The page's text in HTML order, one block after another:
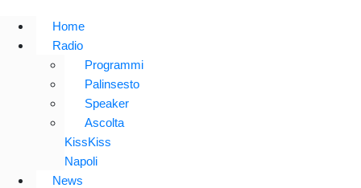
Home
Radio
Programmi
Palinsesto
Speaker
Ascolta
KissKiss
Napoli
News